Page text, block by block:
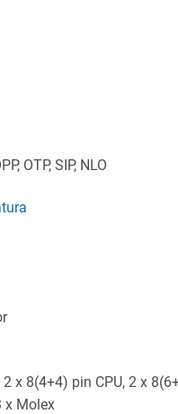
OTP, SIP, NLO
x 8(4+4) pin CPU, 2 x
x Molex